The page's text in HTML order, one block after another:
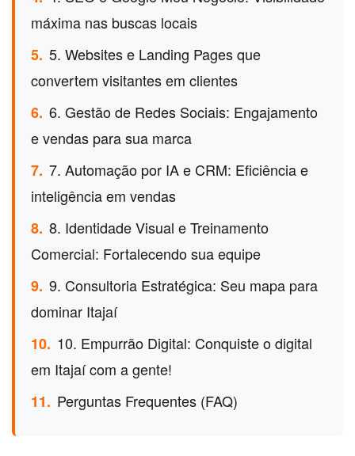
máxima nas buscas locais
5. 5. Websites e Landing Pages que
convertem visitantes em clientes
6. 6. Gestão de Redes Sociais: Engajamento
e vendas para sua marca
7. 7. Automação por IA e CRM: Eficiência e
inteligência em vendas
8. 8. Identidade Visual e Treinamento
Comercial: Fortalecendo sua equipe
9. 9. Consultoria Estratégica: Seu mapa para
dominar Itajaí
10. 10. Empurrão Digital: Conquiste o digital
em Itajaí com a gente!
11. Perguntas Frequentes (FAQ)